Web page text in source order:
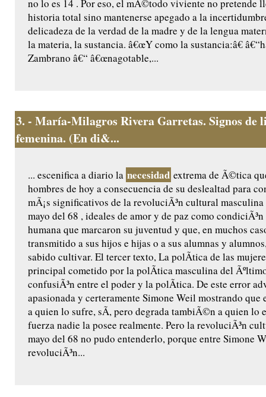
no lo es 14 . Por eso, el mÃ©todo viviente no pretende
historia total sino mantenerse apegado a la
delicadeza de la verdad de la madre y de la lengua
la materia, la sustancia. â€œY como la sustancia:â€
Zambrano â€“ â€œnagotable,...
3. - María-Milagros Rivera Garretas. Signos de
femenina. (En di&...
... escenifica a diario la necesidad extrema de Ã©tica
hombres de hoy a consecuencia de su deslealtad para
mÃ¡s significativos de la revoluciÃ³n cultural masculina
mayo del 68 , ideales de amor y de paz como
humana que marcaron su juventud y que, en muchos
transmitido a sus hijos e hijas o a sus alumnas y
sabido cultivar. El tercer texto, La polÃ­tica de las
principal cometido por la polÃ­tica masculina del
confusiÃ³n entre el poder y la polÃ­tica. De este error
apasionada y certeramente Simone Weil mostrando que
a quien lo sufre, sÃ­, pero degrada tambiÃ©n a quien lo
fuerza nadie la posee realmente. Pero la revoluciÃ³n
mayo del 68 no pudo entenderlo, porque entre Simone
revoluciÃ³n...